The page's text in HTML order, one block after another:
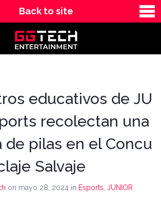
Back to site
educativos de JU
recolectan una
de pilas en el Concu
Salvaje
on mayo 28, 2024 in Esports JUNIOR